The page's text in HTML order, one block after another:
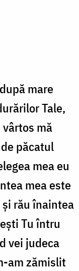
mare
Tale,
mă
păcatul
mea eu
mea este
rău înaintea
Tu întru
vei judeca
am zămislit